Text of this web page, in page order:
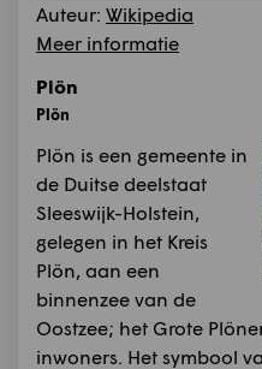
Auteur: Wikipedia
Meer informatie
Plön
Plön
Plön is een gemeente in
de Duitse deelstaat
Sleeswijk-Holstein,
gelegen in het Kreis
Plön, aan een
binnenzee van de
Oostzee; het Grote
inwoners. Het symbool